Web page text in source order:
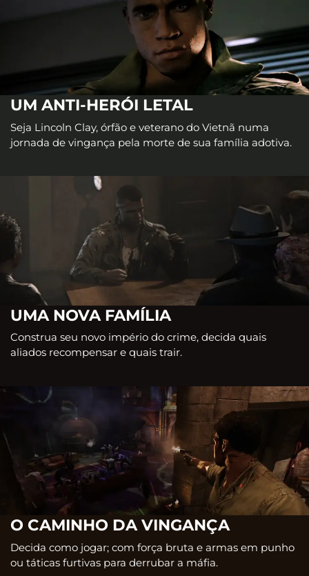
UM ANTI-HERÓI LETAL
Seja Lincoln Clay, órfão e veterano do Vietnã numa
jornada de vingança pela morte de sua família adotiva.
UMA NOVA FAMÍLIA
Construa seu novo império do crime, decida quais
aliados recompensar e quais trair.
O CAMINHO DA VINGANÇA
Decida como jogar; com força bruta e armas em punho
ou táticas furtivas para derrubar a máfia.